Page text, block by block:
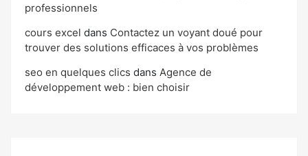
professionnels
cours excel dans Contactez un voyant doué pour
trouver des solutions efficaces à vos problèmes
seo en quelques clics dans Agence de
développement web : bien choisir